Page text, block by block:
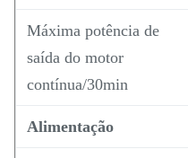
Máxima potência de
saída do motor
contínua/30min
Alimentação